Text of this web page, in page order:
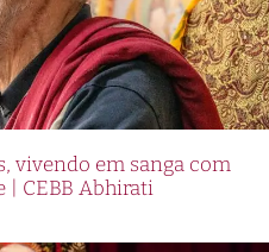
vivendo em sanga com
| CEBB Abhirati